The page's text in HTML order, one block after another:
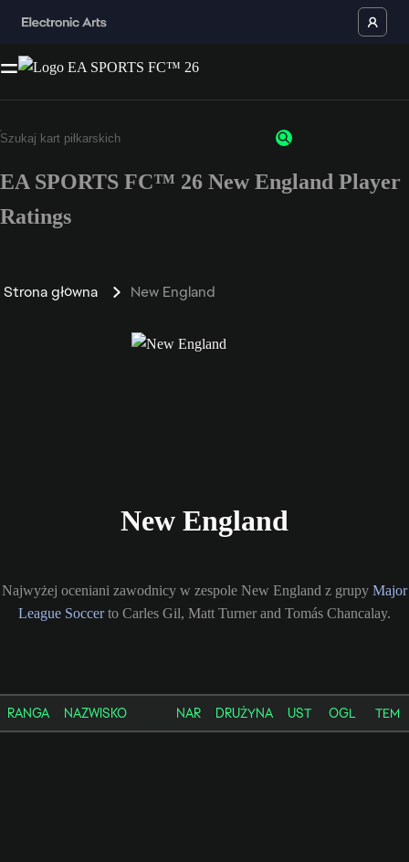
EA SPORTS FC™ 26 New England Player
Ratings
Strona główna New England
New England
Najwyżej oceniani zawodnicy w zespole New England z grupy Major
League Soccerto Carles Gil, Matt Turner and Tomás Chancalay.
RANGA NAZWISKO NAR DRUŻYNA UST OGL TEM